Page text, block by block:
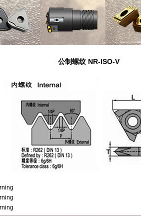
公制螺纹 NR-ISO-V